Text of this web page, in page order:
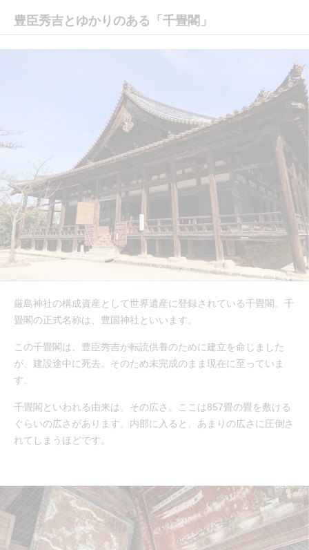
豊臣秀吉とゆかりのある「千畳閣」
厳島神社の構成資産として世界遺産に登録されている千畳閣。千
畳閣の正式名称は、豊国神社といいます。
この千畳閣は、豊臣秀吉が転読供養のために建立を命じました
が、建設途中に死去。そのため未完成のまま現在に至っていま
す。
千畳閣といわれる由来は、その広さ。ここは857畳の畳を敷ける
ぐらいの広さがあります。内部に入ると、あまりの広さに圧倒さ
れてしまうほどです。